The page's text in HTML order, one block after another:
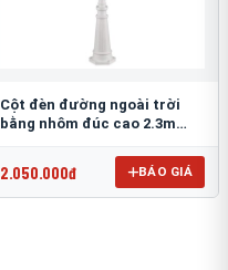
Cột đèn đường ngoài trời
bằng nhôm đúc cao 2.3m
2.050.000đ BÁO GIÁ